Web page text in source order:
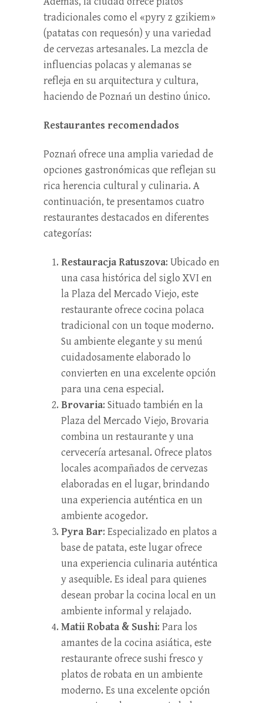
tradicionales como el «pyry z gzikiem»
(patatas con requesón) y una variedad
de cervezas artesanales. La mezcla de
influencias polacas y alemanas se
refleja en su arquitectura y cultura,
haciendo de Poznań un destino único.
Restaurantes recomendados
Poznań ofrece una amplia variedad de
opciones gastronómicas que reflejan su
rica herencia cultural y culinaria. A
continuación, te presentamos cuatro
restaurantes destacados en diferentes
categorías:
Restauracja Ratuszova: Ubicado en
una casa histórica del siglo XVI en
la Plaza del Mercado Viejo, este
restaurante ofrece cocina polaca
tradicional con un toque moderno.
Su ambiente elegante y su menú
cuidadosamente elaborado lo
convierten en una excelente opción
para una cena especial.
Brovaria: Situado también en la
Plaza del Mercado Viejo, Brovaria
combina un restaurante y una
cervecería artesanal. Ofrece platos
locales acompañados de cervezas
elaboradas en el lugar, brindando
una experiencia auténtica en un
ambiente acogedor.
Pyra Bar: Especializado en platos a
base de patata, este lugar ofrece
una experiencia culinaria auténtica
y asequible. Es ideal para quienes
desean probar la cocina local en un
ambiente informal y relajado.
Matii Robata & Sushi: Para los
amantes de la cocina asiática, este
restaurante ofrece sushi fresco y
platos de robata en un ambiente
moderno. Es una excelente opción